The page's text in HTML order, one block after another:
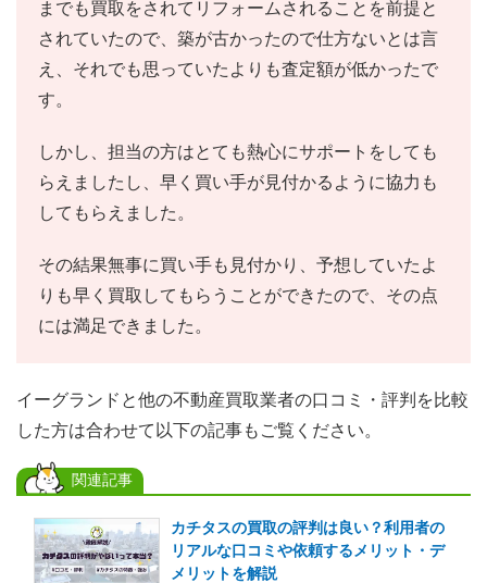
までも買取をされてリフォームされることを前提と
されていたので、築が古かったので仕方ないとは言
え、それでも思っていたよりも査定額が低かったで
す。
しかし、担当の方はとても熱心にサポートをしても
らえましたし、早く買い手が見付かるように協力も
してもらえました。
その結果無事に買い手も見付かり、予想していたよ
りも早く買取してもらうことができたので、その点
には満足できました。
イーグランドと他の不動産買取業者の口コミ・評判を比較
した方は合わせて以下の記事もご覧ください。
関連記事
カチタスの買取の評判は良い？利用者の
リアルな口コミや依頼するメリット・デ
メリットを解説